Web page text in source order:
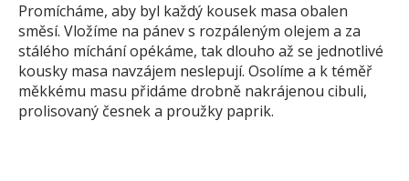
Promícháme, aby byl každý kousek masa obalen
směsí. Vložíme na pánev s rozpáleným olejem a za
stálého míchání opékáme, tak dlouho až se jednotlivé
kousky masa navzájem neslepují. Osolíme a k téměř
měkkému masu přidáme drobně nakrájenou cibuli,
prolisovaný česnek a proužky paprik.